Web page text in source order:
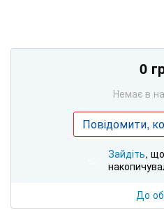
0
Немає в
Повідомити,
Зайдіть,
До